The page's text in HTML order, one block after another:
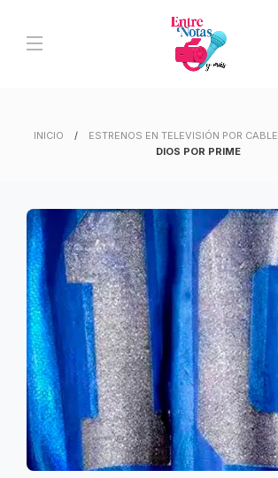
INICIO ESTRENOS EN TELEVISIÓN POR CABLE
DIOS POR PRIME